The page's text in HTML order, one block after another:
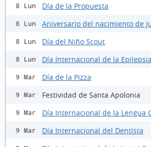
8 Lun Día de la Propuesta
8 Lun Aniversario del nacimiento de
8 Lun Día del Niño Scout
8 Lun Día Internacional de la Epilepsia
9 Mar Día de la Pizza
9 Mar Festividad de Santa Apolonia
9 Mar Día Internacional de la Lengua
9 Mar Día Internacional del Dentista